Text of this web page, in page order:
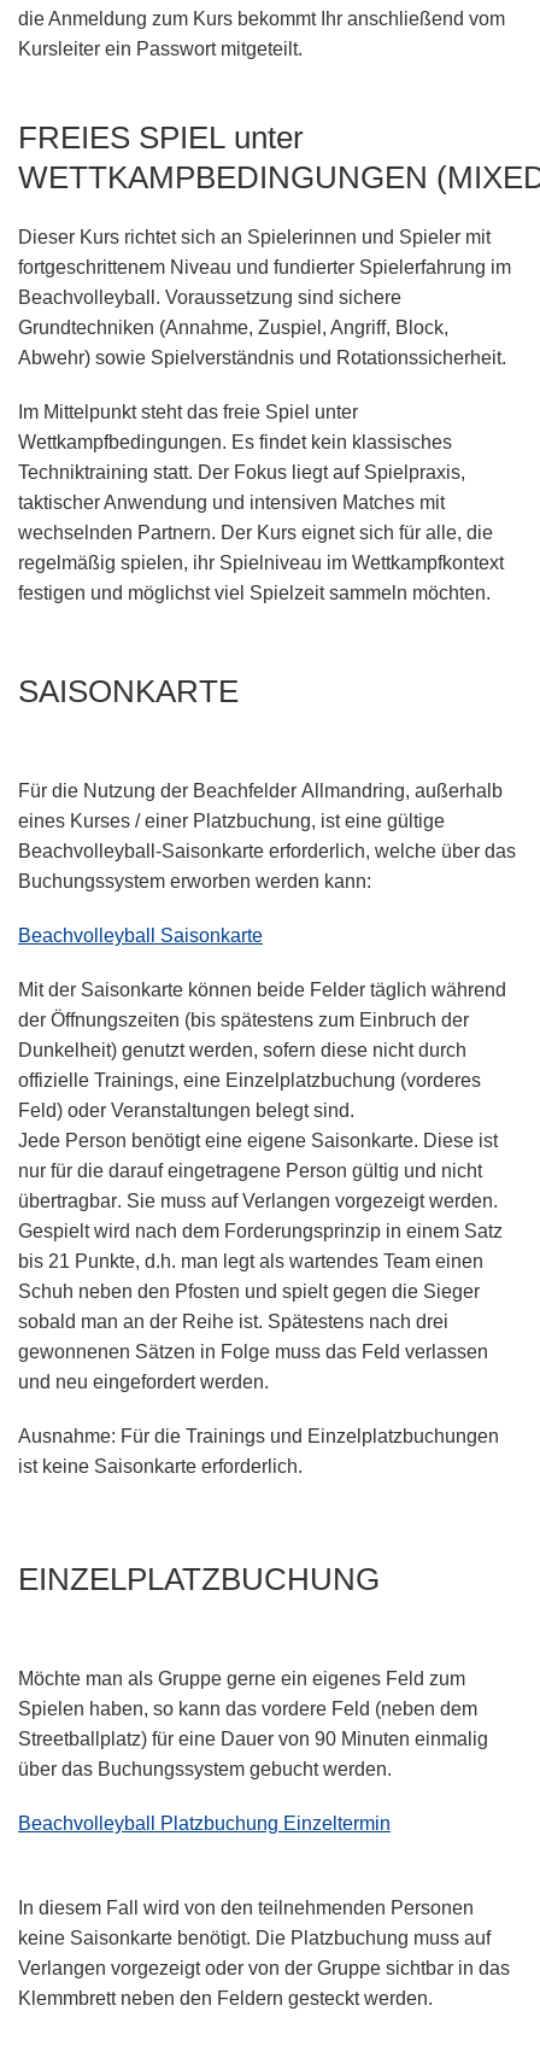
die Anmeldung zum Kurs bekommt Ihr anschließend vom
Kursleiter ein Passwort mitgeteilt.
FREIES SPIEL unter
WETTKAMPBEDINGUNGEN
Dieser Kurs richtet sich an Spielerinnen und Spieler mit
fortgeschrittenem Niveau und fundierter Spielerfahrung im
Beachvolleyball. Voraussetzung sind sichere
Grundtechniken (Annahme, Zuspiel, Angriff, Block,
Abwehr) sowie Spielverständnis und Rotationssicherheit.
Im Mittelpunkt steht das freie Spiel unter
Wettkampfbedingungen. Es findet kein klassisches
Techniktraining statt. Der Fokus liegt auf Spielpraxis,
taktischer Anwendung und intensiven Matches mit
wechselnden Partnern. Der Kurs eignet sich für alle, die
regelmäßig spielen, ihr Spielniveau im Wettkampfkontext
festigen und möglichst viel Spielzeit sammeln möchten.
SAISONKARTE
Für die Nutzung der Beachfelder Allmandring, außerhalb
eines Kurses / einer Platzbuchung, ist eine gültige
Beachvolleyball-Saisonkarte erforderlich, welche über das
Buchungssystem erworben werden kann:
Beachvolleyball Saisonkarte
Mit der Saisonkarte können beide Felder täglich während
der Öffnungszeiten (bis spätestens zum Einbruch der
Dunkelheit) genutzt werden, sofern diese nicht durch
offizielle Trainings, eine Einzelplatzbuchung (vorderes
Feld) oder Veranstaltungen belegt sind.
Jede Person benötigt eine eigene Saisonkarte. Diese ist
nur für die darauf eingetragene Person gültig und nicht
übertragbar. Sie muss auf Verlangen vorgezeigt werden.
Gespielt wird nach dem Forderungsprinzip in einem Satz
bis 21 Punkte, d.h. man legt als wartendes Team einen
Schuh neben den Pfosten und spielt gegen die Sieger
sobald man an der Reihe ist. Spätestens nach drei
gewonnenen Sätzen in Folge muss das Feld verlassen
und neu eingefordert werden.
Ausnahme: Für die Trainings und Einzelplatzbuchungen
ist keine Saisonkarte erforderlich.
EINZELPLATZBUCHUNG
Möchte man als Gruppe gerne ein eigenes Feld zum
Spielen haben, so kann das vordere Feld (neben dem
Streetballplatz) für eine Dauer von 90 Minuten einmalig
über das Buchungssystem gebucht werden.
Beachvolleyball Platzbuchung Einzeltermin
In diesem Fall wird von den teilnehmenden Personen
keine Saisonkarte benötigt. Die Platzbuchung muss auf
Verlangen vorgezeigt oder von der Gruppe sichtbar in das
Klemmbrett neben den Feldern gesteckt werden.